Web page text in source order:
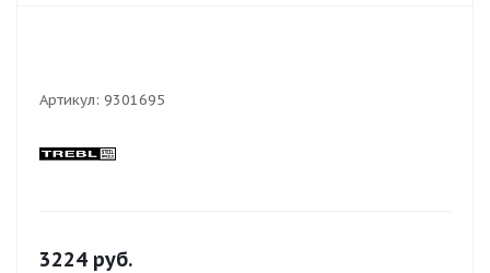
Артикул: 9301695
3224 руб.